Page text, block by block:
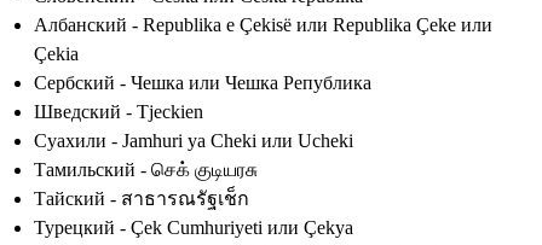
Албанский - Republika e Çekisë или Republika Çeke или
Çekia
Сербский - Чешка или Чешка Република
Шведский - Tjeckien
Суахили - Jamhuri ya Cheki или Ucheki
Тамильский - செக் குடியரசு
Тайский - สาธารณรัฐเช็ก
Турецкий - Çek Cumhuriyeti или Çekya